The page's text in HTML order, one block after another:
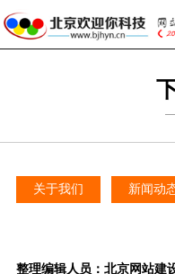
关于我们 新闻动
整理编辑人员：北京网站建